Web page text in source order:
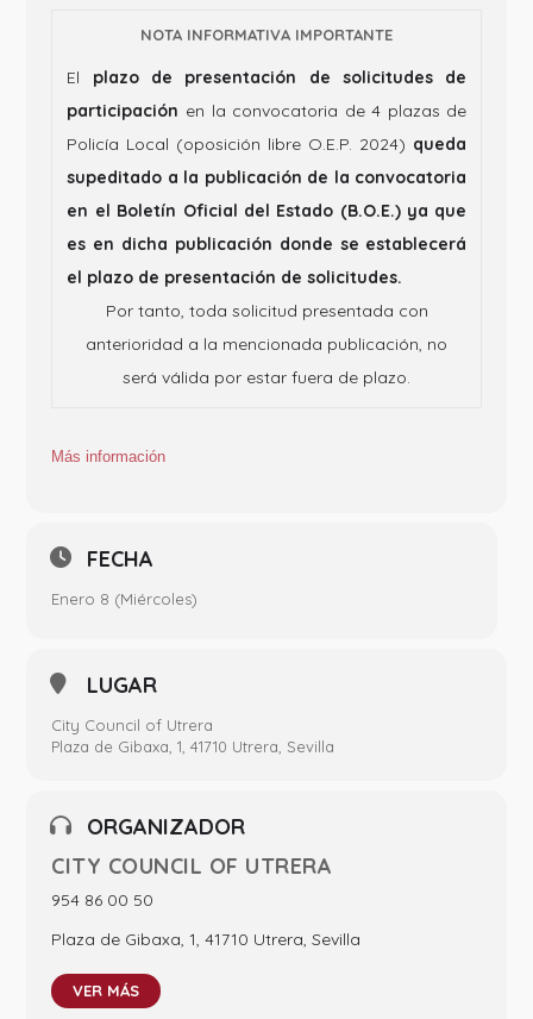
NOTA INFORMATIVA IMPORTANTE
El plazo de presentación de solicitudes de
participación en la convocatoria de 4 plazas de
Policía Local (oposición libre O.E.P. 2024) queda
supeditado a la publicación de la convocatoria
en el Boletín Oficial del Estado (B.O.E.) ya que
es en dicha publicación donde se establecerá
el plazo de presentación de solicitudes.
Por tanto, toda solicitud presentada con
anterioridad a la mencionada publicación, no
será válida por estar fuera de plazo.
Más información
FECHA
Enero 8 (Miércoles)
LUGAR
City Council of Utrera
Plaza de Gibaxa, 1, 41710 Utrera, Sevilla
ORGANIZADOR
CITY COUNCIL OF UTRERA
954 86 00 50
Plaza de Gibaxa, 1, 41710 Utrera, Sevilla
VER MÁS